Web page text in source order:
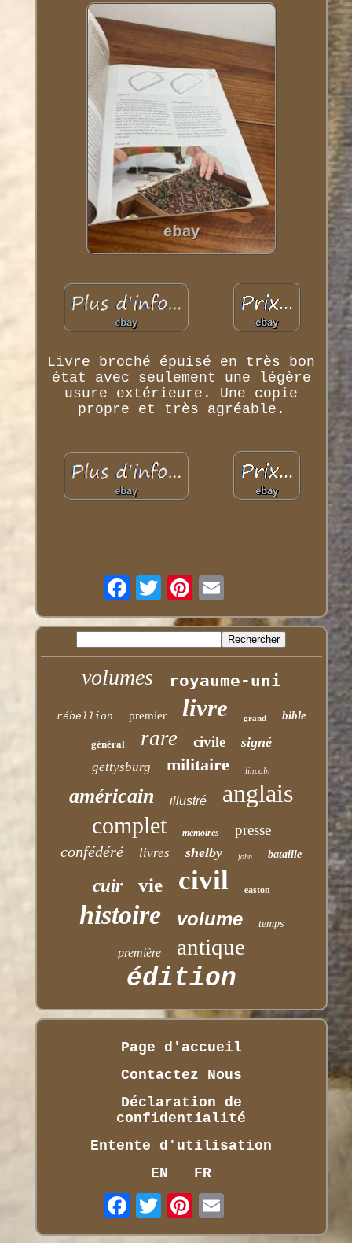
Livre broché épuisé en très bon
état avec seulement une légère
usure extérieure. Une copie
propre et très agréable.
volumes royaume-uni
rébellion premier livre grand bible
général rare civile signé
gettysburg militaire lincoln
américain illustré anglais
complet mémoires presse
confédéré livres shelby john bataille
cuir vie civil easton
histoire volume temps
première antique
édition
Page d'accueil
Contactez Nous
Déclaration de
confidentialité
Entente d'utilisation
EN
FR